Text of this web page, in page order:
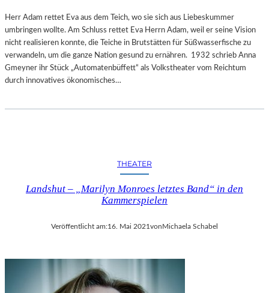
Herr Adam rettet Eva aus dem Teich, wo sie sich aus Liebeskummer
umbringen wollte. Am Schluss rettet Eva Herrn Adam, weil er seine Vision
nicht realisieren konnte, die Teiche in Brutstätten für Süßwasserfische zu
verwandeln, um die ganze Nation gesund zu ernähren. 1932 schrieb Anna
Gmeyner ihr Stück „Automatenbüffett“ als Volkstheater vom Reichtum
durch innovatives ökonomisches…
THEATER
Landshut – „Marilyn Monroes letztes Band“ in den
Kammerspielen
Veröffentlicht am:16. Mai 2021vonMichaela Schabel